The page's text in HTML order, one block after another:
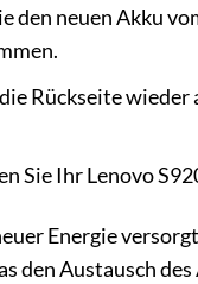
den neuen Akku
Rückseite wieder
Sie Ihr Lenovo
Energie
den Austausch